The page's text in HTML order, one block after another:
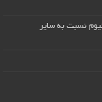
نسبت به سایر